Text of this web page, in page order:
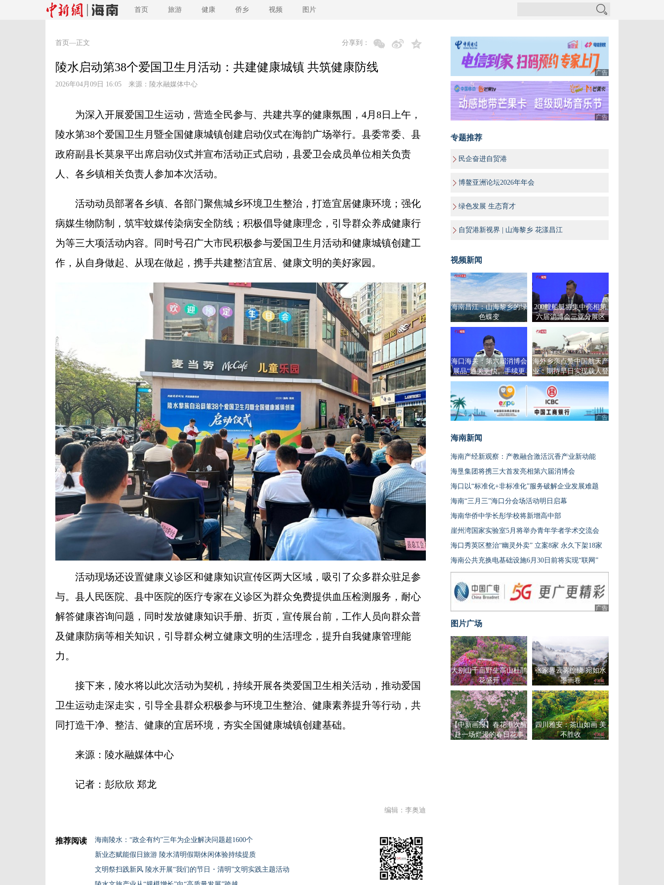
首页 旅游 健康 侨乡 视频 图片
首页 —正文 分享到：
陵水启动第38个爱国卫生月活动：共建健康城镇 共筑健康防线
2026年04月09日 16:05 来源： 陵水融媒体中心
为深入开展爱国卫生运动，营造全民参与、共建共享的健康氛围，4月8日上午，
陵水第38个爱国卫生月暨全国健康城镇创建启动仪式在海韵广场举行。县委常委、县
政府副县长莫泉平出席启动仪式并宣布活动正式启动，县爱卫会成员单位相关负责
人、各乡镇相关负责人参加本次活动。
活动动员部署各乡镇、各部门聚焦城乡环境卫生整治，打造宜居健康环境；强化
病媒生物防制，筑牢蚊媒传染病安全防线；积极倡导健康理念，引导群众养成健康行
为等三大项活动内容。同时号召广大市民积极参与爱国卫生月活动和健康城镇创建工
作，从自身做起、从现在做起，携手共建整洁宜居、健康文明的美好家园。
活动现场还设置健康义诊区和健康知识宣传区两大区域，吸引了众多群众驻足参
与。县人民医院、县中医院的医疗专家在义诊区为群众免费提供血压检测服务，耐心
解答健康咨询问题，同时发放健康知识手册、折页，宣传展台前，工作人员向群众普
及健康防病等相关知识，引导群众树立健康文明的生活理念，提升自我健康管理能
力。
接下来，陵水将以此次活动为契机，持续开展各类爱国卫生相关活动，推动爱国
卫生运动走深走实，引导全县群众积极参与环境卫生整治、健康素养提升等行动，共
同打造干净、整洁、健康的宜居环境，夯实全国健康城镇创建基础。
来源：陵水融媒体中心
记者：彭欣欣 郑龙
编辑：李奥迪
推荐阅读
海南陵水：“政企有约”三年为企业解决问题超1600个
新业态赋能假日旅游 陵水清明假期休闲体验持续提质
文明祭扫践新风 陵水开展“我们的节日・清明”文明实践主题活动
广告
广告
专题推荐
民企奋进自贸港
博鳌亚洲论坛2026年年会
绿色发展 生态育才
自贸港新视界 | 山海黎乡 花漾昌江
视频新闻
海南昌江：山海黎乡的绿
色蝶变
200艘船艇将集中亮相第
六届消博会三亚分展区
海口海关：第六届消博会
展品“通关更快、手续更
简、政策更优”
海外乡亲点赞中国航天产
业：期待早日实现载人登
月计划
广告
海南新闻
海南产经新观察：产教融合激活沉香产业新动能
海垦集团将携三大首发亮相第六届消博会
海口以“标准化+非标准化”服务破解企业发展难题
海南“三月三”海口分会场活动明日启幕
海南华侨中学长彤学校将新增高中部
崖州湾国家实验室5月将举办青年学者学术交流会
海口秀英区整治“幽灵外卖” 立案8家 永久下架18家
海南公共充换电基础设施6月30日前将实现“联网”
广告
图片广场
大别山千亩野生高山杜鹃
花盛开
张家界云雾缭绕 宛如水
墨画卷
【中新画报】春花渐次醒
赴一场烂漫的春日花事
四川雅安：茶山如画 美
不胜收